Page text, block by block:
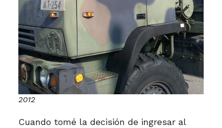
2012
Cuando tomé la decisión de ingresar al